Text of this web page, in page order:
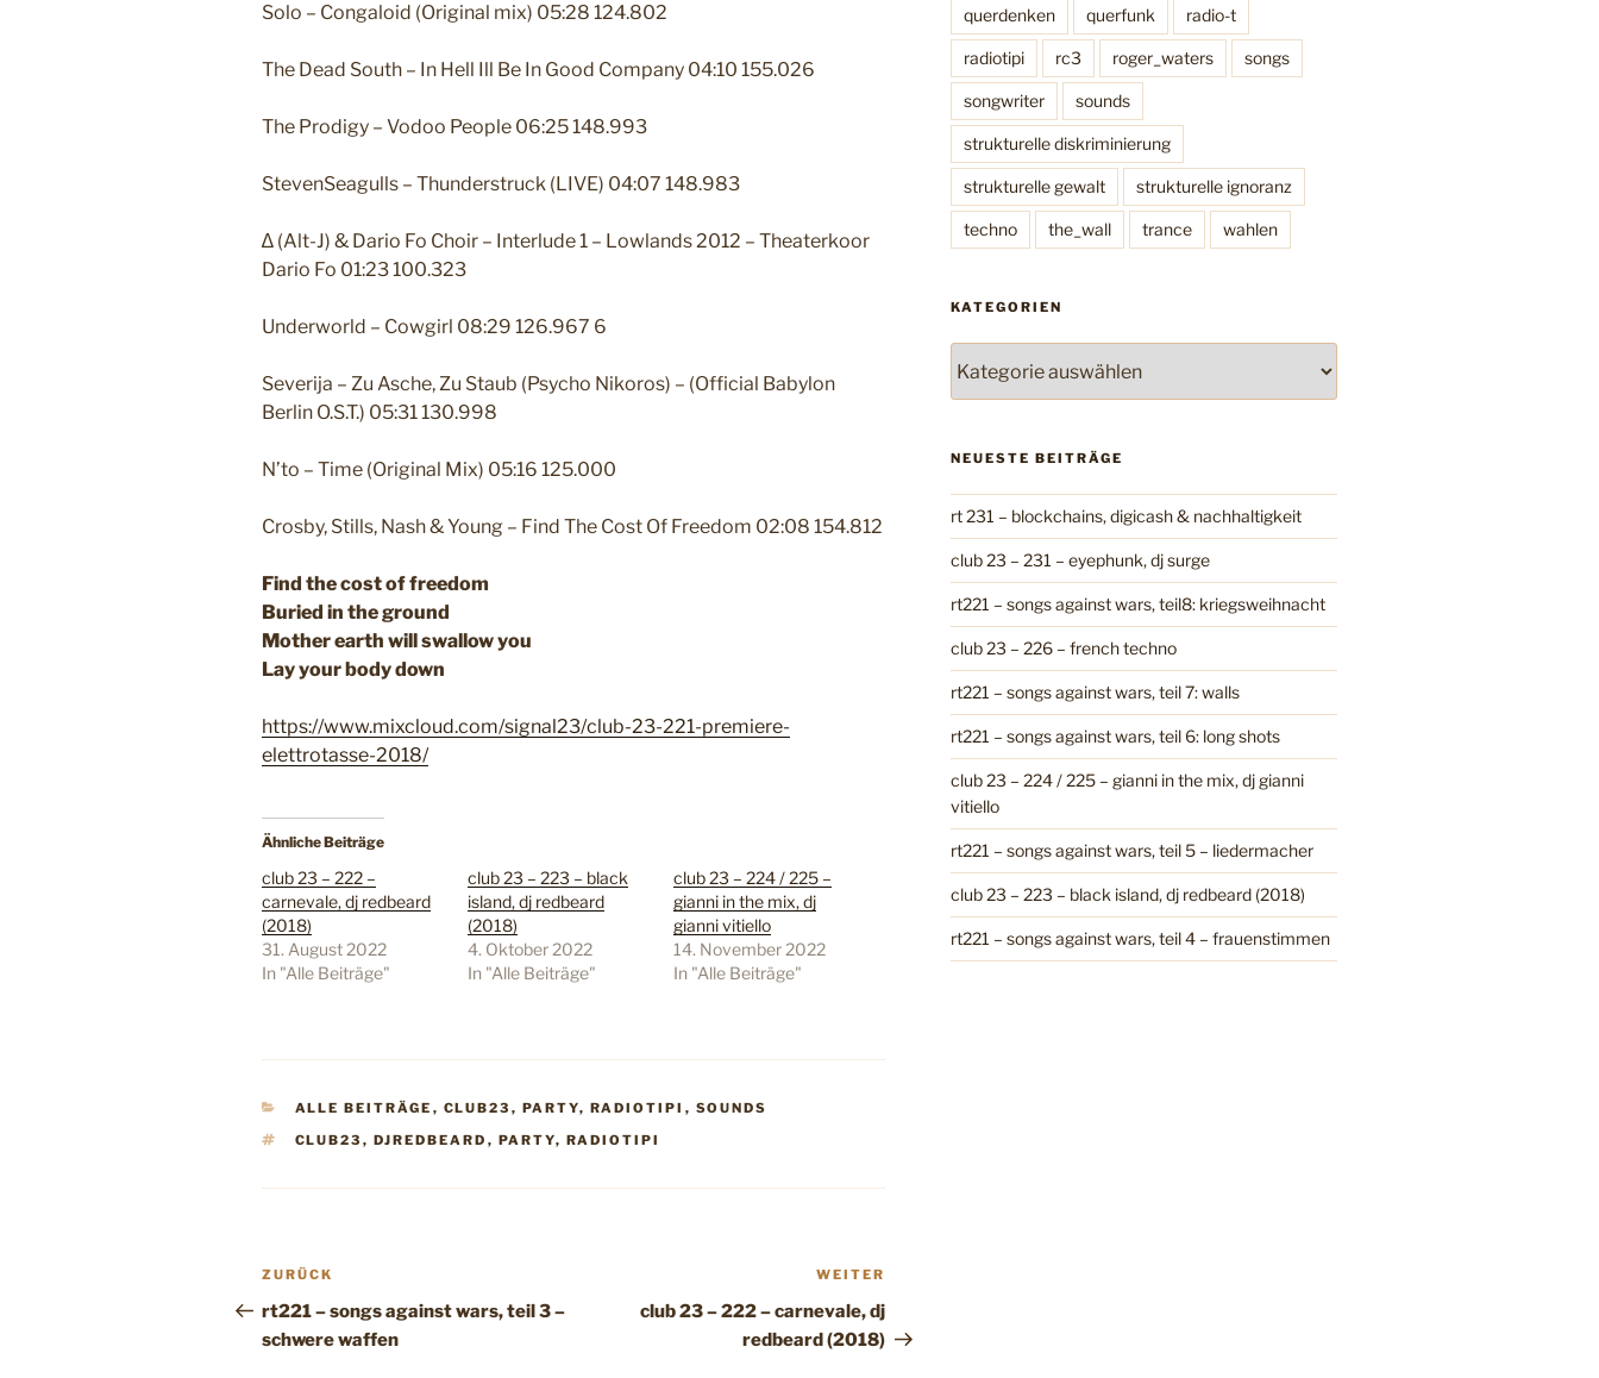
Solo – Congaloid (Original mix) 05:28 124.802
The Dead South – In Hell Ill Be In Good Company 04:10 155.026
The Prodigy – Vodoo People 06:25 148.993
StevenSeagulls – Thunderstruck (LIVE) 04:07 148.983
∆ (Alt-J) & Dario Fo Choir – Interlude 1 – Lowlands 2012 – Theaterkoor
Dario Fo 01:23 100.323
Underworld – Cowgirl 08:29 126.967 6
Severija – Zu Asche, Zu Staub (Psycho Nikoros) – (Official Babylon
Berlin O.S.T.) 05:31 130.998
N’to – Time (Original Mix) 05:16 125.000
Crosby, Stills, Nash & Young – Find The Cost Of Freedom 02:08 154.812
Find the cost of freedom
Buried in the ground
Mother earth will swallow you
Lay your body down
https://www.mixcloud.com/signal23/club-23-221-premiere-
elettrotasse-2018/
Ähnliche Beiträge
club 23 – 222 –
carnevale, dj redbeard
(2018)
31. August 2022
In "Alle Beiträge"
club 23 – 223 – black
island, dj redbeard
(2018)
4. Oktober 2022
In "Alle Beiträge"
club 23 – 224 / 225 –
gianni in the mix, dj
gianni vitiello
14. November 2022
In "Alle Beiträge"
KATEGORIEN
ALLE BEITRÄGE , CLUB23 , PARTY, RADIOTIPI , SOUNDS
SCHLAGWÖRTER
CLUB23 , DJREDBEARD , PARTY, RADIOTIPI
Beitragsnavigation
Vorheriger
Beitrag
ZURÜCK
rt221 – songs against wars, teil 3 –
schwere waffen
Beitrag
WEITER
club 23 – 222 – carnevale, dj
redbeard (2018)
querdenken querfunk radio-t
radiotipi rc3 roger_waters songs
songwriter sounds
strukturelle diskriminierung
strukturelle gewalt strukturelle ignoranz
techno the_wall trance wahlen
KATEGORIEN
NEUESTE BEITRÄGE
rt 231 – blockchains, digicash & nachhaltigkeit
club 23 – 231 – eyephunk, dj surge
rt221 – songs against wars, teil8: kriegsweihnacht
club 23 – 226 – french techno
rt221 – songs against wars, teil 7: walls
rt221 – songs against wars, teil 6: long shots
club 23 – 224 / 225 – gianni in the mix, dj gianni
vitiello
rt221 – songs against wars, teil 5 – liedermacher
club 23 – 223 – black island, dj redbeard (2018)
rt221 – songs against wars, teil 4 – frauenstimmen